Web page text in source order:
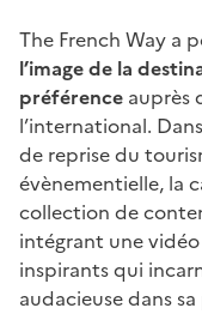
The French Way a
l’image de la
préférence auprès
l’international.
de reprise du
évènementielle, la
collection de
intégrant une vidéo
inspirants qui
audacieuse dans